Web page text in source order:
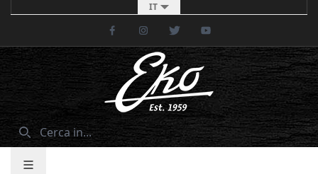
IT
FacebookInstagramTwitter